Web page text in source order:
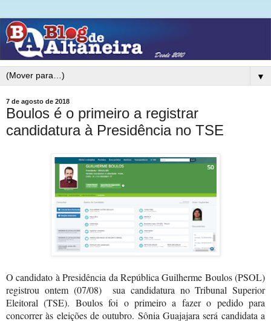
▼
7 de agosto de 2018
Boulos é o primeiro a registrar
candidatura à Presidência no TSE
O candidato à Presidência da República Guilherme Boulos (PSOL)
registrou ontem (07/08)
sua candidatura no Tribunal Superior
Eleitoral (TSE). Boulos foi o primeiro a fazer o pedido para
concorrer às eleições de outubro. Sônia Guajajara será candidata a